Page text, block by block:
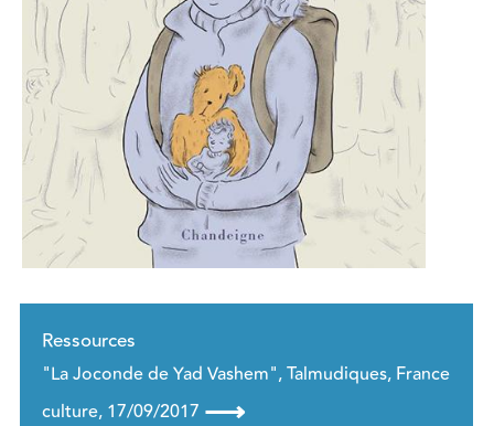
Ressources
"La Joconde de Yad Vashem", Talmudiques, France
culture, 17/09/2017 ⟶